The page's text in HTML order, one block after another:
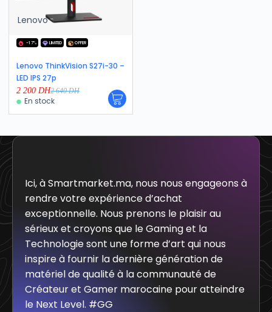
Lenovo
-17% LIMITED OFFER
Lenovo ThinkVision S27i-30 –
LED IPS 27p
2 640DH
2 200 DH
En stock
Ici, à Smartmarket.ma, nous nous engageons à
rendre votre expérience d’achat
exceptionnelle. Nous prenons le plaisir au
sérieux et croyons que le Gaming et la
Technologie sont une forme d’art qui nous
inspire à fournir la dernière génération de
matériel de qualité à la communauté de
Créateur et Gamer marocaine pour atteindre
le Next Level. #GG